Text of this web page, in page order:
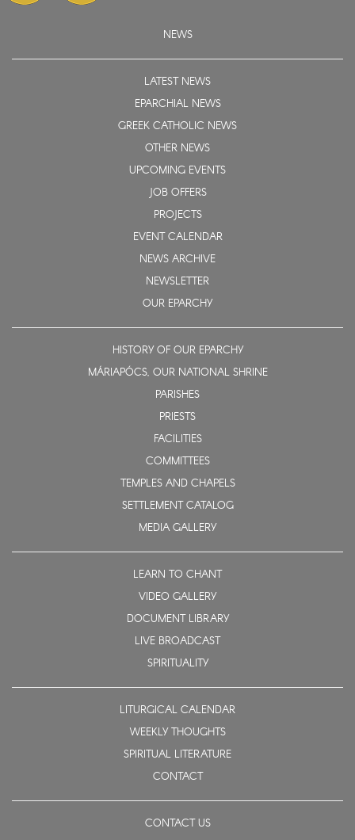
NEWS
LATEST NEWS
EPARCHIAL NEWS
GREEK CATHOLIC NEWS
OTHER NEWS
UPCOMING EVENTS
JOB OFFERS
PROJECTS
EVENT CALENDAR
NEWS ARCHIVE
NEWSLETTER
OUR EPARCHY
HISTORY OF OUR EPARCHY
MÁRIAPÓCS, OUR NATIONAL SHRINE
PARISHES
PRIESTS
FACILITIES
COMMITTEES
TEMPLES AND CHAPELS
SETTLEMENT CATALOG
MEDIA GALLERY
LEARN TO CHANT
VIDEO GALLERY
DOCUMENT LIBRARY
LIVE BROADCAST
SPIRITUALITY
LITURGICAL CALENDAR
WEEKLY THOUGHTS
SPIRITUAL LITERATURE
CONTACT
CONTACT US